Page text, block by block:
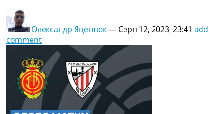
Олександр Яцентюк— Серп 12, 2023, 23:41 add
comment